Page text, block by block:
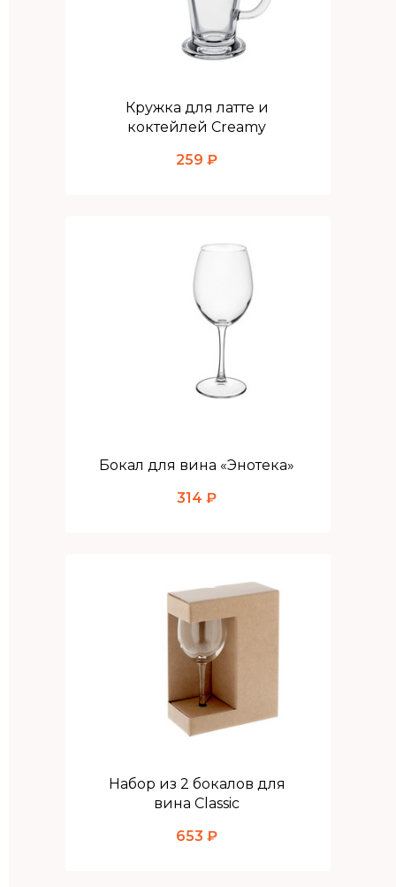
Кружка для латте и
коктейлей Creamy
259 ₽
Бокал для вина «Энотека»
314 ₽
Набор из 2 бокалов для
вина Classic
653 ₽